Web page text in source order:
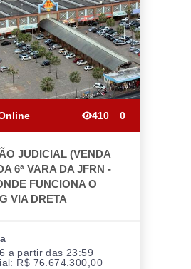
410 0
JUDICIAL (VENDA
6ª VARA DA JFRN -
FUNCIONA O
VIA DRETA
a partir das 23:59
R$ 76.674.300,00